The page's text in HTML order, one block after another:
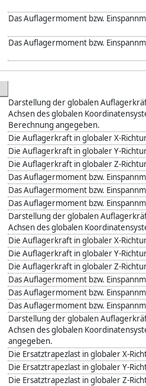
Das Auflagermoment bzw.
Das Auflagermoment bzw.
Darstellung der globalen
Achsen des globalen
Berechnung angegeben.
Die Auflagerkraft in globaler X-
Die Auflagerkraft in globaler Y-
Die Auflagerkraft in globaler Z-
Das Auflagermoment bzw.
Das Auflagermoment bzw.
Das Auflagermoment bzw.
Darstellung der globalen
Achsen des globalen
Die Auflagerkraft in globaler X-
Die Auflagerkraft in globaler Y-
Die Auflagerkraft in globaler Z-
Das Auflagermoment bzw.
Das Auflagermoment bzw.
Das Auflagermoment bzw.
Darstellung der globalen
Achsen des globalen
angegeben.
Die Ersatztrapezlast in globaler X-
Die Ersatztrapezlast in globaler Y-
Die Ersatztrapezlast in globaler Z-